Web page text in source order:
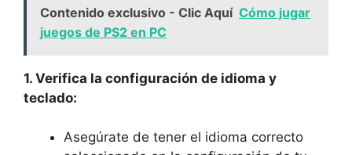
Contenido exclusivo - Clic Aquí Cómo jugar
juegos de PS2 en PC
1. Verifica ⁤la configuración⁤ de‌ idioma y
teclado:
Asegúrate de tener el‌ idioma correcto